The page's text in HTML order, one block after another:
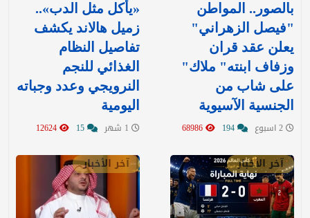
بالصور.. المواطن
"فيصل الزهراني"
يعلن عقد قران
وزفاف ابنته" ملاك"
على شاب من
الجنسية الآسيوية
«يأكل مثل الدب»..
زميل هالاند يكشف
تفاصيل النظام
الغذائي للنجم
النرويجي وعدد وجباته
اليومية
آخر الأخبار آخر الأخبار